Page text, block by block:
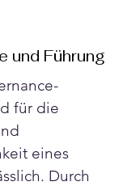
und Führung
für die
eines
Durch